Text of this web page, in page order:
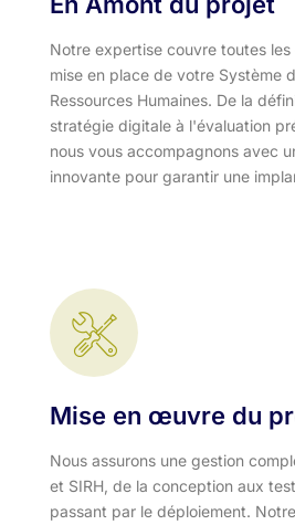
Notre expertise couvre toutes
mise en place de votre Système
Ressources Humaines. De la
stratégie digitale à l'évaluation
nous vous accompagnons avec
innovante pour garantir une
Mise en œuvre du
Nous assurons une gestion
et SIRH, de la conception aux
passant par le déploiement.